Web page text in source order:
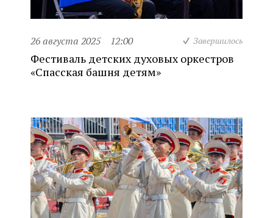
26 августа 2025 12:00 Завершилось
Фестиваль детских духовых оркестров
«Спасская башня детям»